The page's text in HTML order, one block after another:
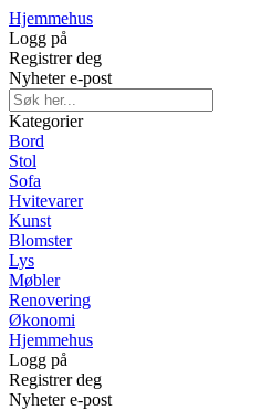
Hjemmehus
Logg på
Registrer deg
Nyheter e-post
Kategorier
Bord
Stol
Sofa
Hvitevarer
Kunst
Blomster
Lys
Møbler
Renovering
Økonomi
Hjemmehus
Logg på
Registrer deg
Nyheter e-post